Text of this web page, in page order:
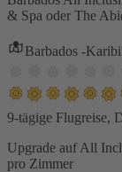
& Spa oder The
Barbados -
9-tägige Flugreise,
Upgrade auf All
pro Zimmer